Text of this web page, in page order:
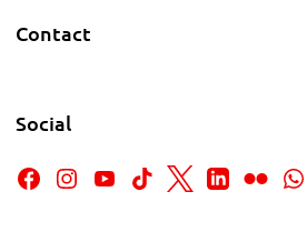
Contact
Social